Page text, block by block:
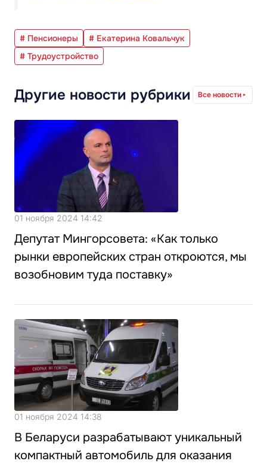
# Пенсионеры
# Екатерина Ковальчук
# Трудоустройство
Другие новости рубрики Все новости
01 ноября 2024 14:42
Депутат Мингорсовета: «Как только
рынки европейских стран откроются, мы
возобновим туда поставку»
01 ноября 2024 14:38
В Беларуси разрабатывают уникальный
компактный автомобиль для оказания